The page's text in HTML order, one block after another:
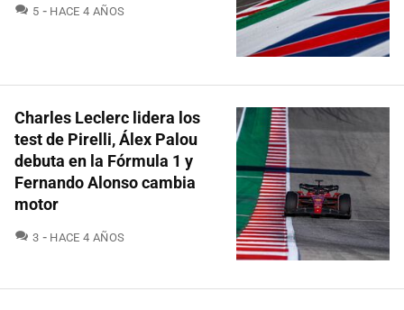
5 COMENTARIOS
HACE 4 AÑOS
Charles Leclerc lidera los
test de Pirelli, Álex Palou
debuta en la Fórmula 1 y
Fernando Alonso cambia
motor
3 COMENTARIOS
HACE 4 AÑOS